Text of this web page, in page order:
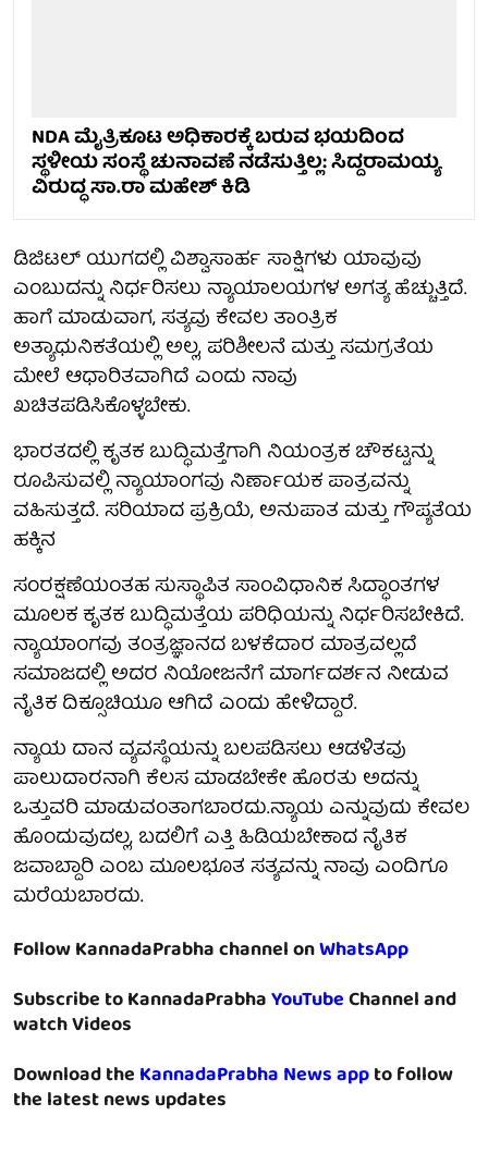
NDA ಮೈತ್ರಿಕೂಟ ಅಧಿಕಾರಕ್ಕೆ ಬರುವ ಭಯದಿಂದ
ಸ್ಥಳೀಯ ಸಂಸ್ಥೆ ಚುನಾವಣೆ ನಡೆಸುತ್ತಿಲ್ಲ: ಸಿದ್ದರಾಮಯ್ಯ
ವಿರುದ್ಧ ಸಾ.ರಾ ಮಹೇಶ್ ಕಿಡಿ
ಡಿಜಿಟಲ್ ಯುಗದಲ್ಲಿ ವಿಶ್ವಾಸಾರ್ಹ ಸಾಕ್ಷಿಗಳು ಯಾವುವು
ಎಂಬುದನ್ನು ನಿರ್ಧರಿಸಲು ನ್ಯಾಯಾಲಯಗಳ ಅಗತ್ಯ ಹೆಚ್ಚುತ್ತಿದೆ.
ಹಾಗೆ ಮಾಡುವಾಗ, ಸತ್ಯವು ಕೇವಲ ತಾಂತ್ರಿಕ
ಅತ್ಯಾಧುನಿಕತೆಯಲ್ಲಿ ಅಲ್ಲ, ಪರಿಶೀಲನೆ ಮತ್ತು ಸಮಗ್ರತೆಯ
ಮೇಲೆ ಆಧಾರಿತವಾಗಿದೆ ಎಂದು ನಾವು
ಖಚಿತಪಡಿಸಿಕೊಳ್ಳಬೇಕು.
ಭಾರತದಲ್ಲಿ ಕೃತಕ ಬುದ್ಧಿಮತ್ತೆಗಾಗಿ ನಿಯಂತ್ರಕ ಚೌಕಟ್ಟನ್ನು
ರೂಪಿಸುವಲ್ಲಿ ನ್ಯಾಯಾಂಗವು ನಿರ್ಣಾಯಕ ಪಾತ್ರವನ್ನು
ವಹಿಸುತ್ತದೆ. ಸರಿಯಾದ ಪ್ರಕ್ರಿಯೆ, ಅನುಪಾತ ಮತ್ತು ಗೌಪ್ಯತೆಯ
ಹಕ್ಕಿನ
ಸಂರಕ್ಷಣೆಯಂತಹ ಸುಸ್ಥಾಪಿತ ಸಾಂವಿಧಾನಿಕ ಸಿದ್ಧಾಂತಗಳ
ಮೂಲಕ ಕೃತಕ ಬುದ್ಧಿಮತ್ತೆಯ ಪರಿಧಿಯನ್ನು ನಿರ್ಧರಿಸಬೇಕಿದೆ.
ನ್ಯಾಯಾಂಗವು ತಂತ್ರಜ್ಞಾನದ ಬಳಕೆದಾರ ಮಾತ್ರವಲ್ಲದೆ
ಸಮಾಜದಲ್ಲಿ ಅದರ ನಿಯೋಜನೆಗೆ ಮಾರ್ಗದರ್ಶನ ನೀಡುವ
ನೈತಿಕ ದಿಕ್ಸೂಚಿಯೂ ಆಗಿದೆ ಎಂದು ಹೇಳಿದ್ದಾರೆ.
ನ್ಯಾಯ ದಾನ ವ್ಯವಸ್ಥೆಯನ್ನು ಬಲಪಡಿಸಲು ಆಡಳಿತವು
ಪಾಲುದಾರನಾಗಿ ಕೆಲಸ ಮಾಡಬೇಕೇ ಹೊರತು ಅದನ್ನು
ಒತ್ತುವರಿ ಮಾಡುವಂತಾಗಬಾರದು.ನ್ಯಾಯ ಎನ್ನುವುದು ಕೇವಲ
ಹೊಂದುವುದಲ್ಲ, ಬದಲಿಗೆ ಎತ್ತಿ ಹಿಡಿಯಬೇಕಾದ ನೈತಿಕ
ಜವಾಬ್ದಾರಿ ಎಂಬ ಮೂಲಭೂತ ಸತ್ಯವನ್ನು ನಾವು ಎಂದಿಗೂ
ಮರೆಯಬಾರದು.
Follow KannadaPrabha channel onWhatsApp
Subscribe to KannadaPrabhaYouTubeChannel and
watch Videos
Download theKannadaPrabha News appto follow
the latest news updates